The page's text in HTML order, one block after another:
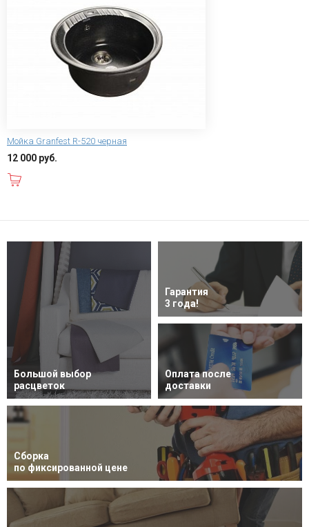
Мойка Granfest R-520 черная
12 000 руб.
Большой выбор
расцветок
Гарантия
3 года!
Оплата после
доставки
Сборка
по фиксированной цене